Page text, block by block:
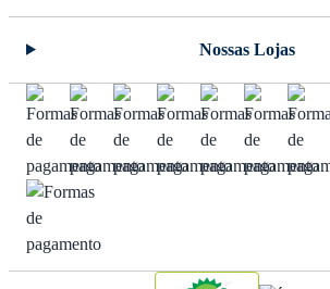
Nossas Lojas